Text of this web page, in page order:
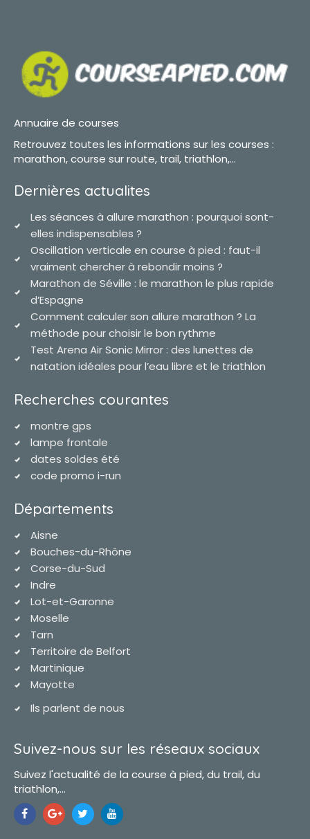
Annuaire de courses
Retrouvez toutes les informations sur les courses :
marathon, course sur route, trail, triathlon,...
Dernières actualites
Les séances à allure marathon : pourquoi sont-
elles indispensables ?
Oscillation verticale en course à pied : faut-il
vraiment chercher à rebondir moins ?
Marathon de Séville : le marathon le plus rapide
d’Espagne
Comment calculer son allure marathon ? La
méthode pour choisir le bon rythme
Test Arena Air Sonic Mirror : des lunettes de
natation idéales pour l’eau libre et le triathlon
Recherches courantes
montre gps
lampe frontale
dates soldes été
code promo i-run
Départements
Aisne
Bouches-du-Rhône
Corse-du-Sud
Indre
Lot-et-Garonne
Moselle
Tarn
Territoire de Belfort
Martinique
Mayotte
Ils parlent de nous
Suivez-nous sur les réseaux sociaux
Suivez l'actualité de la course à pied, du trail, du
triathlon,...